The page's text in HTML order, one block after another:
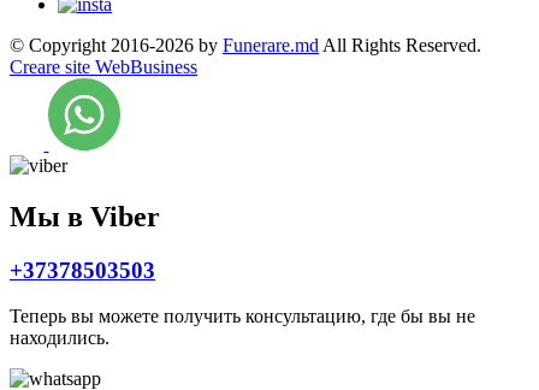
© Copyright 2016-2026 by Funerare.md All Rights Reserved.
Creare site WebBusiness
Мы в Viber
+37378503503
Теперь вы можете получить консультацию, где бы вы не
находились.